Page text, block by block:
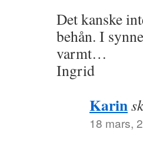
Det kanske
behån. I
varmt…
Ingrid
Karin
18 mars,